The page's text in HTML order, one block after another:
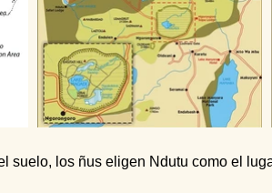
suelo, los ñus eligen Ndutu como el